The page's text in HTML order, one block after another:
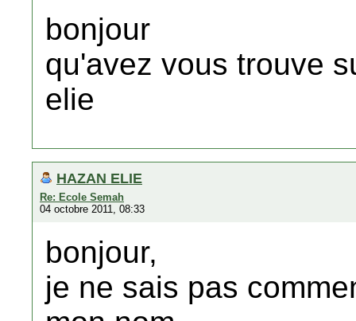
bonjour
qu'avez vous trouve
elie
HAZAN ELIE
Re: Ecole Semah
04 octobre 2011, 08:33
bonjour,
je ne sais pas